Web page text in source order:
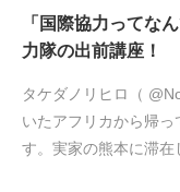
「国際協力ってな
力隊の出前講座！
タケダノリヒロ（
いたアフリカから帰
す。実家の熊本に滞在